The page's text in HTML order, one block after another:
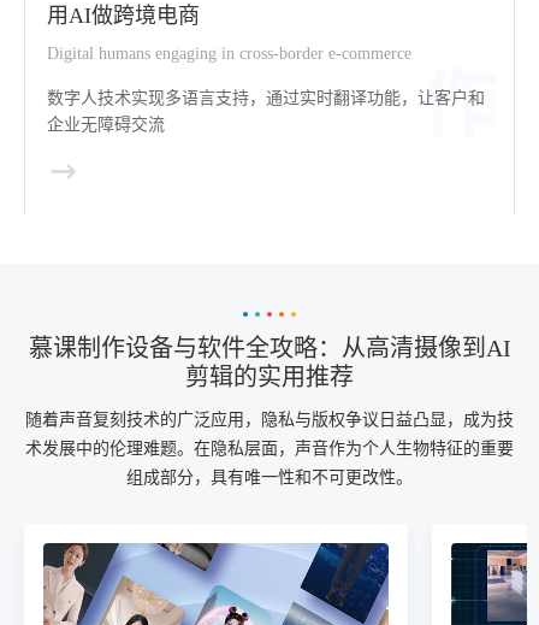
用AI做跨境电商
Digital humans engaging in cross-border e-commerce
数字人技术实现多语言支持，通过实时翻译功能，让客户和
企业无障碍交流
慕课制作设备与软件全攻略：从高清摄像到AI
剪辑的实用推荐
随着声音复刻技术的广泛应用，隐私与版权争议日益凸显，成为技
术发展中的伦理难题。在隐私层面，声音作为个人生物特征的重要
组成部分，具有唯一性和不可更改性。